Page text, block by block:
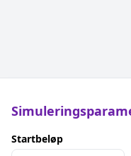
Startbeløp